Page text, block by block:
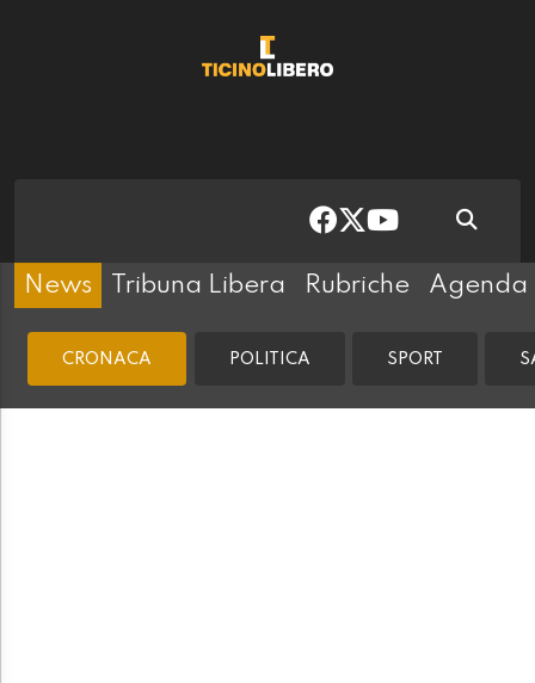
News Tribuna Libera Rubriche Agenda
CRONACA POLITICA SPORT